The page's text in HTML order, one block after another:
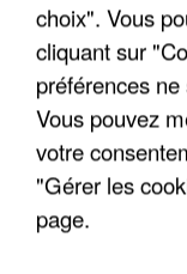
choix". Vous
cliquant sur
préférences
Vous pouvez
votre
"Gérer les
page.